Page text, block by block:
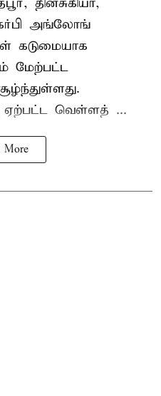
தின்சுகியா,
அங்லோங்
கடுமையாக
மேற்பட்ட
வெள்ளத் ...
More